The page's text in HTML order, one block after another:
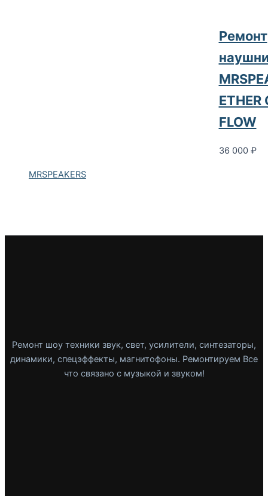
MRSPEAKERS
Ремонт
ETHER
FLOW
36 000 ₽
Ремонт шоу техники звук, свет, усилители, синтезаторы,
динамики, спецэффекты, магнитофоны. Ремонтируем Все
что связано с музыкой и звуком!